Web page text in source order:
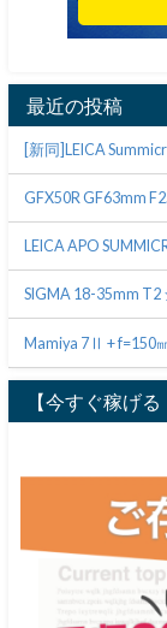
最近の投稿
[新同]LEICA
GFX50R GF63mm
LEICA APO
SIGMA 18-35mm
Mamiya 7Ⅱ + f=150
【今すぐ稼げ